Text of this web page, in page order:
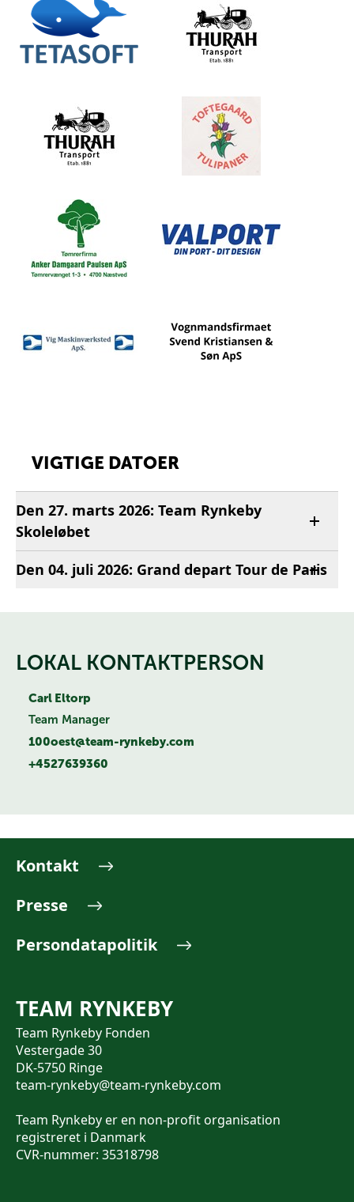
VIGTIGE DATOER
Den 27. marts 2026: Team Rynkeby
Skoleløbet
Den 04. juli 2026: Grand depart Tour de Paris
LOKAL KONTAKTPERSON
Carl Eltorp
Team Manager
100oest@team-rynkeby.com
+4527639360
Kontakt
Presse
Persondatapolitik
TEAM RYNKEBY
Team Rynkeby Fonden
Vestergade 30
DK-5750 Ringe
team-rynkeby@team-rynkeby.com
Team Rynkeby er en non-profit organisation
registreret i Danmark
CVR-nummer: 35318798